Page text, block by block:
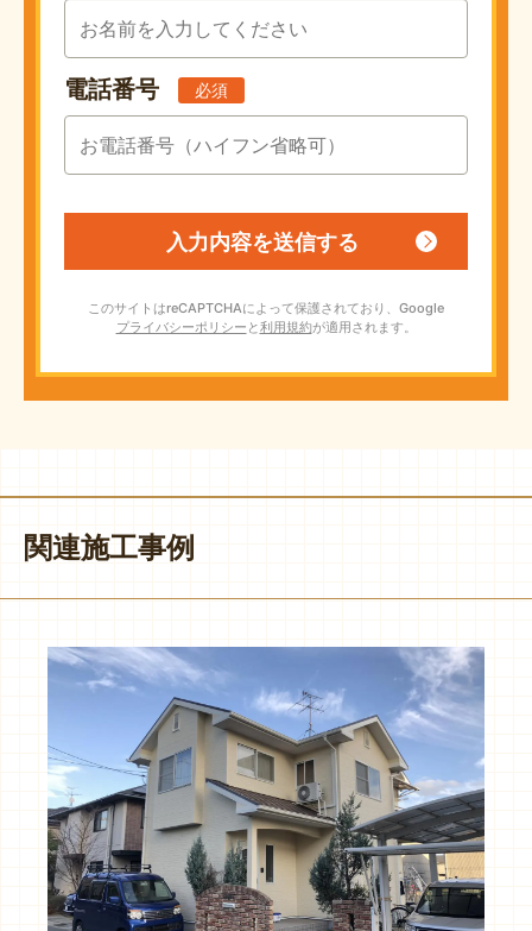
電話番号 必須
このサイトはreCAPTCHAによって保護されており、Google
プライバシーポリシー と利用規約が適用されます。
関連施工事例